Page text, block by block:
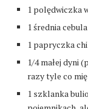
1 polędwiczka
1 średnia cebula
1 papryczka
1/4 małej dyni
razy tyle co
1 szklanka